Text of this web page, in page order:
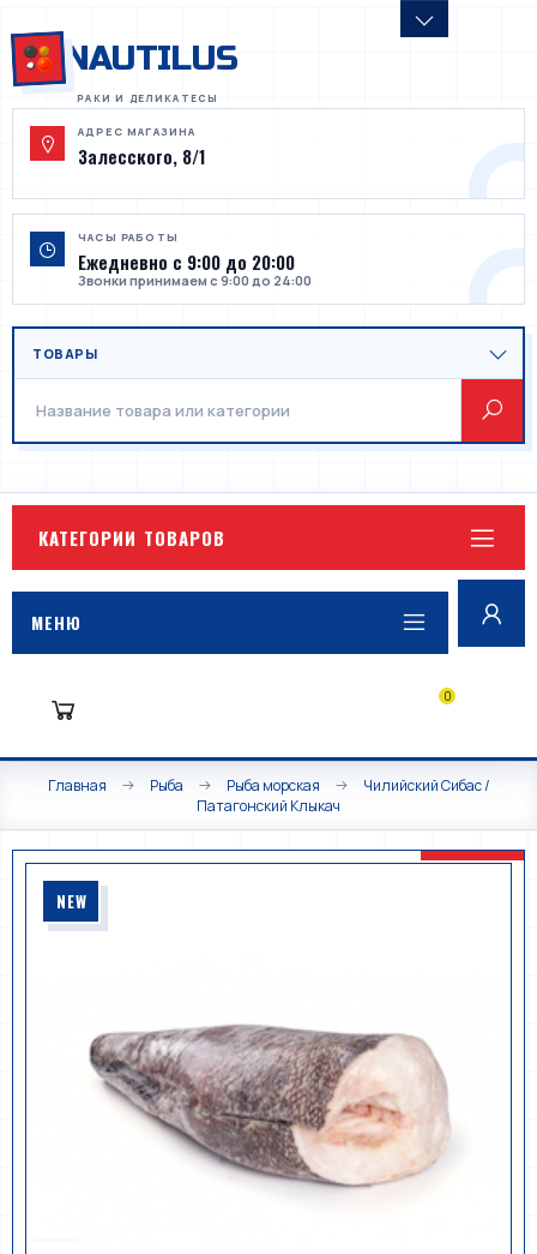
NAUTILUS
АДРЕС МАГАЗИНА
Залесского, 8/1
ЧАСЫ РАБОТЫ
Ежедневно с 9:00 до 20:00
Звонки принимаем с 9:00 до 24:00
КАТЕГОРИИ ТОВАРОВ
МЕНЮ
0
Главная Рыба Рыба морская
Чилийский Сибас /
Патагонский Клыкач
NEW